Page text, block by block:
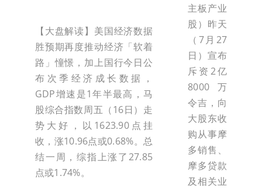
【大盘解读】美国经济数据
胜预期再度推动经济「软着
路」憧憬，加上国行今日公
布次季经济成长数据，
GDP增速是1年半最高，马
股综合指数周五（16日）走
势大好，以1623.90点挂
收，涨10.96点或0.68%。总
结一周，综指上涨了27.85
点或1.74%。
主板产业
股）昨天
（7月27
日）宣布
斥资2亿
8000万
令吉，向
大股东收
购从事摩
多销售、
摩多贷款
及相关业